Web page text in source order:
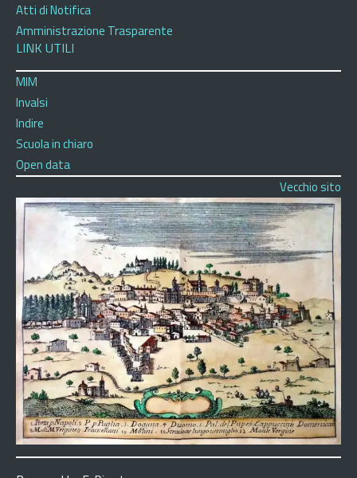
Atti di Notifica
Amministrazione Trasparente
LINK UTILI
MIM
Invalsi
Indire
Scuola in chiaro
Open data
Vecchio sito